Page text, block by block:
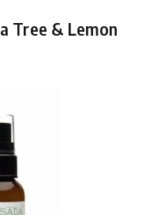
Tree & Lemon